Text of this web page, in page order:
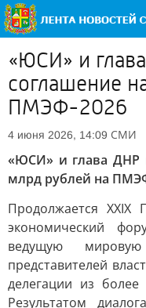
«ЮСИ» и
соглашение
ПМЭФ-2026
4 июня 2026, 14:09 СМИ
«ЮСИ» и глава ДНР
млрд рублей на
Продолжается XXIX
экономический
ведущую
представителей
делегации из
Результатом